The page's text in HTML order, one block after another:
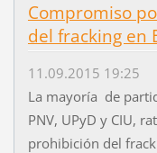
Compromiso
del fracking en
11.09.2015 19:25
La mayoría de
PNV, UPyD y CIU,
prohibición del